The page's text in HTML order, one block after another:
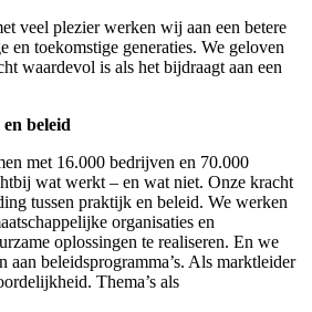
veel plezier werken wij aan een betere
en toekomstige generaties. We geloven
waardevol is als het bijdraagt aan een
beleid
met 16.000 bedrijven en 70.000
wat werkt – en wat niet. Onze kracht
tussen praktijk en beleid. We werken
organisaties en
oplossingen te realiseren. En we
aan beleidsprogramma’s. Als marktleider
Thema’s als